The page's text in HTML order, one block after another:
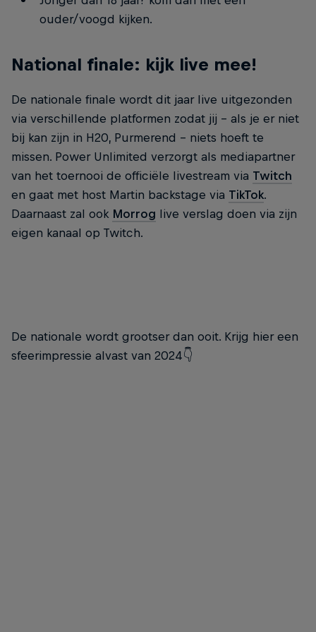
ouder/voogd kijken.
National finale: kijk live mee!
De nationale finale wordt dit jaar live uitgezonden
via verschillende platformen zodat jij - als je er niet
bij kan zijn in H20, Purmerend - niets hoeft te
missen. Power Unlimited verzorgt als mediapartner
van het toernooi de officiële livestream via Twitch
en gaat met host Martin backstage via TikTok.
Daarnaast zal ook Morrog live verslag doen via zijn
eigen kanaal op Twitch.
De nationale wordt grootser dan ooit. Krijg hier een
sfeerimpressie alvast van 2024👇